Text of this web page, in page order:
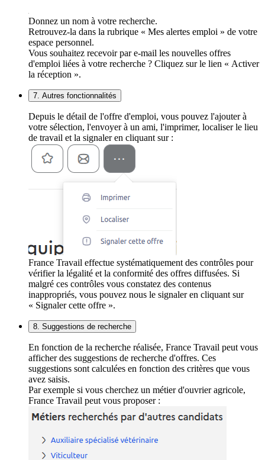
Donnez un nom à votre recherche.
Retrouvez-la dans la rubrique « Mes alertes emploi » de votre
espace personnel.
Vous souhaitez recevoir par e-mail les nouvelles offres
d'emploi liées à votre recherche ? Cliquez sur le lien « Activer
la réception ».
7. Autres fonctionnalités
Depuis le détail de l'offre d'emploi, vous pouvez l'ajouter à
votre sélection, l'envoyer à un ami, l'imprimer, localiser le lieu
de travail et la signaler en cliquant sur :
France Travail effectue systématiquement des contrôles pour
vérifier la légalité et la conformité des offres diffusées. Si
malgré ces contrôles vous constatez des contenus
inappropriés, vous pouvez nous le signaler en cliquant sur
« Signaler cette offre ».
8. Suggestions de recherche
En fonction de la recherche réalisée, France Travail peut vous
afficher des suggestions de recherche d'offres. Ces
suggestions sont calculées en fonction des critères que vous
avez saisis.
Par exemple si vous cherchez un métier d'ouvrier agricole,
France Travail peut vous proposer :